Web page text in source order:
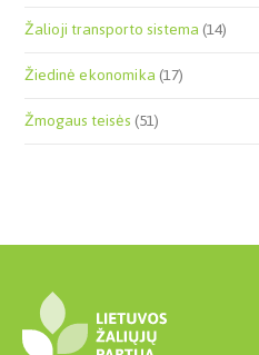
Žalioji transporto sistema(14)
Žiedinė ekonomika(17)
Žmogaus teisės(51)